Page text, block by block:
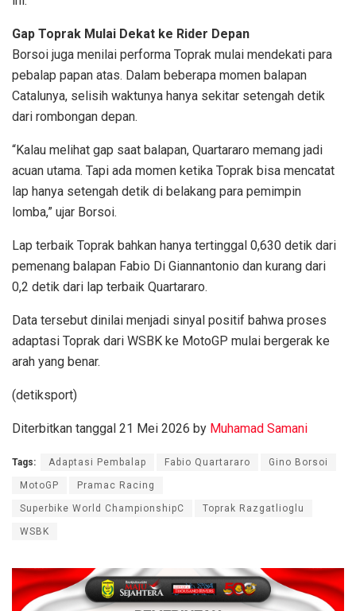
Gap Toprak Mulai Dekat ke Rider Depan
Borsoi juga menilai performa Toprak mulai mendekati para
pebalap papan atas. Dalam beberapa momen balapan
Catalunya, selisih waktunya hanya sekitar setengah detik
dari rombongan depan.
“Kalau melihat gap saat balapan, Quartararo memang jadi
acuan utama. Tapi ada momen ketika Toprak bisa mencatat
lap hanya setengah detik di belakang para pemimpin
lomba,” ujar Borsoi.
Lap terbaik Toprak bahkan hanya tertinggal 0,630 detik dari
pemenang balapan Fabio Di Giannantonio dan kurang dari
0,2 detik dari lap terbaik Quartararo.
Data tersebut dinilai menjadi sinyal positif bahwa proses
adaptasi Toprak dari WSBK ke MotoGP mulai bergerak ke
arah yang benar.
(detiksport)
Diterbitkan tanggal 21 Mei 2026 by Muhamad Samani
Tags: Adaptasi Pembalap Fabio Quartararo Gino Borsoi
MotoGP Pramac Racing
Superbike World ChampionshipC Toprak Razgatlioglu
WSBK